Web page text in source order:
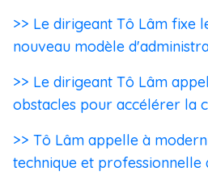
>> Le dirigeant Tô Lâm fixe
nouveau modèle
>> Le dirigeant Tô Lâm
obstacles pour accélérer la
>> Tô Lâm appelle à
technique et professionnelle